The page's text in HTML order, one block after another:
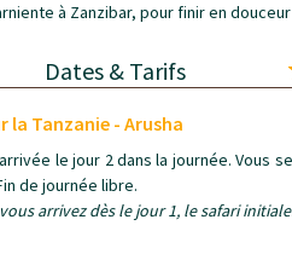
à Zanzibar, pour finir en douceur
Dates & Tarifs
la Tanzanie - Arusha
le jour 2 dans la journée.
de journée libre.
arrivez dès le jour 1, le safari